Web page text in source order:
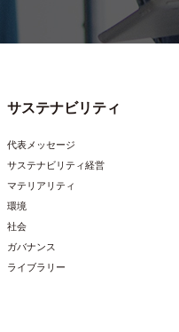
サステナビリティ
代表メッセージ
サステナビリティ経営
マテリアリティ
環境
社会
ガバナンス
ライブラリー